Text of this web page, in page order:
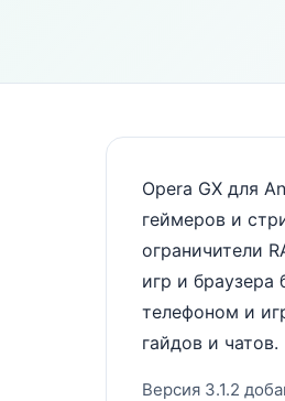
Opera GX для
геймеров и
ограничители
игр и браузера
телефоном и
гайдов и чатов.
Версия 3.1.2